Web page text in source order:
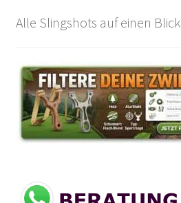
Alle Slingshots auf einen Blick